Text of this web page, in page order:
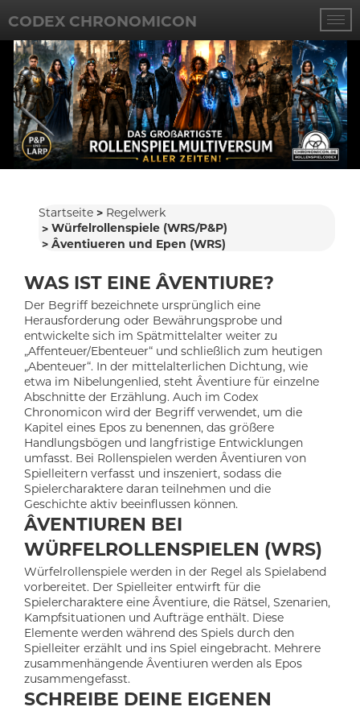
CODEX CHRONOMICON
Startseite
Regelwerk
Würfelrollenspiele (WRS/P&P)
Âventiueren und Epen (WRS)
WAS IST EINE ÂVENTIURE?
Der Begriff bezeichnete ursprünglich eine
Herausforderung oder Bewährungsprobe und
entwickelte sich im Spätmittelalter weiter zu
„Affenteuer/Ebenteuer“ und schließlich zum heutigen
„Abenteuer“. In der mittelalterlichen Dichtung, wie
etwa im Nibelungenlied, steht Âventiure für einzelne
Abschnitte der Erzählung. Auch im Codex
Chronomicon wird der Begriff verwendet, um die
Kapitel eines Epos zu benennen, das größere
Handlungsbögen und langfristige Entwicklungen
umfasst. Bei Rollenspielen werden Âventiuren von
Spielleitern verfasst und inszeniert, sodass die
Spielercharaktere daran teilnehmen und die
Geschichte aktiv beeinflussen können.
ÂVENTIUREN BEI
WÜRFELROLLENSPIELEN (WRS)
Würfelrollenspiele werden in der Regel als Spielabend
vorbereitet. Der Spielleiter entwirft für die
Spielercharaktere eine Âventiure, die Rätsel, Szenarien,
Kampfsituationen und Aufträge enthält. Diese
Elemente werden während des Spiels durch den
Spielleiter erzählt und ins Spiel eingebracht. Mehrere
zusammenhängende Âventiuren werden als Epos
zusammengefasst.
SCHREIBE DEINE EIGENEN